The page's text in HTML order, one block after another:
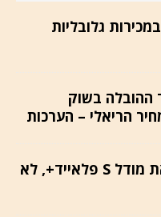
גלובליות
ההובלה בשוק
הריאלי – הערכות
טסלה / בציוץ מאסק ביטל את מודל S פלאייד+, לא